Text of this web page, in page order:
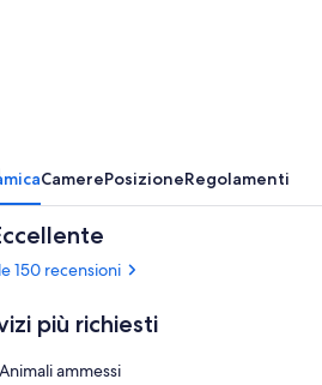
CamerePosizioneRegolamenti
10
150 recensioni
più richiesti
Animali ammessi